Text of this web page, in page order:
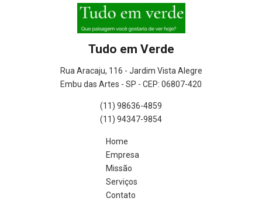
Tudo em Verde
Rua Aracaju, 116 - Jardim Vista Alegre
Embu das Artes - SP - CEP: 06807-420
(11) 98636-4859
(11) 94347-9854
Home
Empresa
Missão
Serviços
Contato